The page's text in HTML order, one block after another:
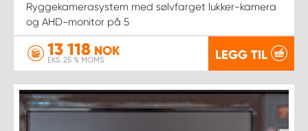
Ryggekamerasystem med sølvfarget lukker-kamera
og AHD-monitor på 5
13 118 NOK
EKS. 25 % MOMS LEGG TIL